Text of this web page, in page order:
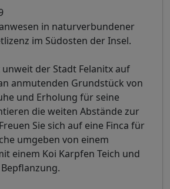
in naturverbundener
im Südosten der Insel.
unweit der Stadt Felanitx auf
anmutenden Grundstück von
und Erholung für seine
die weiten Abstände zur
Sie sich auf eine Finca für
umgeben von einem
einem Koi Karpfen Teich und